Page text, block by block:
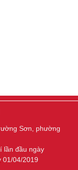
Sơn, phường
lần đầu ngày
01/04/2019